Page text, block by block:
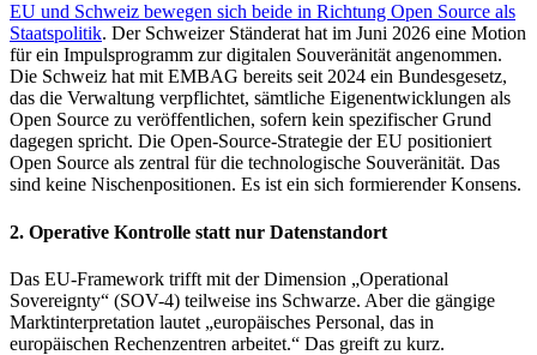
EU und Schweiz bewegen sich beide in Richtung Open Source als
Staatspolitik. Der Schweizer Ständerat hat im Juni 2026 eine Motion
für ein Impulsprogramm zur digitalen Souveränität angenommen.
Die Schweiz hat mit EMBAG bereits seit 2024 ein Bundesgesetz,
das die Verwaltung verpflichtet, sämtliche Eigenentwicklungen als
Open Source zu veröffentlichen, sofern kein spezifischer Grund
dagegen spricht. Die Open-Source-Strategie der EU positioniert
Open Source als zentral für die technologische Souveränität. Das
sind keine Nischenpositionen. Es ist ein sich formierender Konsens.
2. Operative Kontrolle statt nur Datenstandort
Das EU-Framework trifft mit der Dimension „Operational
Sovereignty“ (SOV-4) teilweise ins Schwarze. Aber die gängige
Marktinterpretation lautet „europäisches Personal, das in
europäischen Rechenzentren arbeitet.“ Das greift zu kurz.